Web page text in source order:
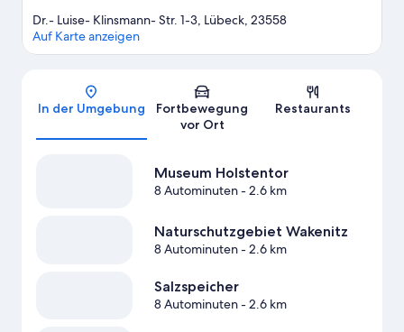
Karte
Dr.- Luise- Klinsmann- Str. 1-3, Lübeck, 23558
Auf Karte anzeigen
In der Umgebung
Fortbewegung
vor Ort
Restaurants
Museum Holstentor
8 Autominuten- 2.6 km
Naturschutzgebiet Wakenitz
8 Autominuten- 2.6 km
Salzspeicher
8 Autominuten- 2.6 km